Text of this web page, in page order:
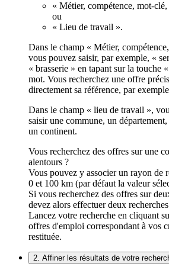
« Métier, compétence, mot-
ou
« Lieu de travail ».
Dans le champ « Métier,
vous pouvez saisir, par exemple, «
« brasserie » en tapant sur la touche
mot. Vous recherchez une offre
directement sa référence, par
Dans le champ « lieu de travail »,
saisir une commune, un
un continent.
Vous recherchez des offres sur une
alentours ?
Vous pouvez y associer un rayon de
0 et 100 km (par défaut la valeur
Si vous recherchez des offres sur
devez alors effectuer deux recherches
Lancez votre recherche en cliquant
offres d'emploi correspondant à vos
restituée.
2. Affiner les résultats de votre